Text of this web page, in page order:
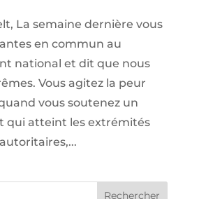
La semaine dernière vous
en commun au
national et dit que nous
Vous agitez la peur
vous soutenez un
qui atteint les extrémités